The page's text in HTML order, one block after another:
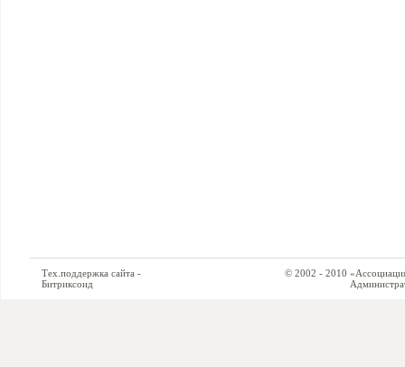
Тех.поддержка сайта -
Битриксоид
© 2002 - 2010 «Ассоциация